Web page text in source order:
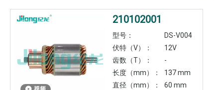
210102001
型号：
DS-V004
伏特（V）：
12V
齿数（T）：
-
长度（mm）：
137 mm
直径（mm）：
60 mm